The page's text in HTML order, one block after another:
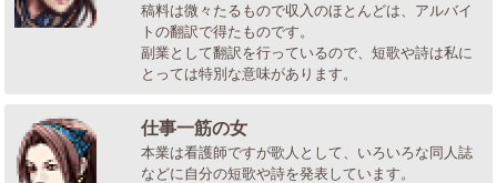
稿料は微々たるもので収入のほとんどは、アルバイ
トの翻訳で得たものです。
副業として翻訳を行っているので、短歌や詩は私に
とっては特別な意味があります。
仕事一筋の女
本業は看護師ですが歌人として、いろいろな同人誌
などに自分の短歌や詩を発表しています。